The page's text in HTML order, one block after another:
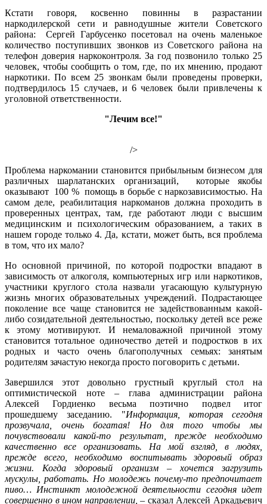
Кстати говоря, косвенно повинны в разрастании
наркодилерской сети и равнодушные жители Советского
района: Сергей Гарбусенко посетовал на очень маленькое
количество поступивших звонков из Советского района на
телефон доверия наркоконтроля. За год позвонило только 25
человек, чтобы сообщить о том, где, по их мнению, продают
наркотики. По всем 25 звонкам были проведены проверки,
подтвердилось 15 случаев, и 6 человек были привлечены к
уголовной ответственности.
"Лечим все!"
/>
Проблема наркомании становится прибыльным бизнесом для
различных шарлатанских организаций, которые якобы
оказывают 100 % помощь в борьбе с наркозависимостью. На
самом деле, реабилитация наркоманов должна проходить в
проверенных центрах, там, где работают люди с высшим
медицинским и психологическим образованием, а таких в
нашем городе только 4. Да, кстати, может быть, вся проблема
в том, что их мало?
Но основной причиной, по которой подростки впадают в
зависимость от алкоголя, компьютерных игр или наркотиков,
участники круглого стола назвали угасающую культурную
жизнь многих образовательных учреждений. Подрастающее
поколение все чаще становится не задействованным какой-
либо созидательной деятельностью, поскольку детей все реже
к этому мотивируют. И немаловажной причиной этому
становится тотальное одиночество детей и подростков в их
родных и часто очень благополучных семьях: занятым
родителям зачастую некогда просто поговорить с детьми.
Завершился этот довольно грустный круглый стол на
оптимистической ноте – глава администрации района
Алексей Гордиенко весьма поэтично подвел итог
прошедшему заседанию. "Информация, которая сегодня
прозвучала, очень богатая! Но для того чтобы мы
почувствовали какой-то результат, прежде необходимо
качественно все организовать. На мой взгляд, в людях,
прежде всего, необходимо воспитывать здоровый образ
жизни. Когда здоровый организм – хочется загрузить
мускулы, работать. Но молодежь почему-то предпочитает
пиво… Инстинкт молодежной деятельности сегодня идет
совершенно в ином направлении, – сказал Алексей Аркадьевич